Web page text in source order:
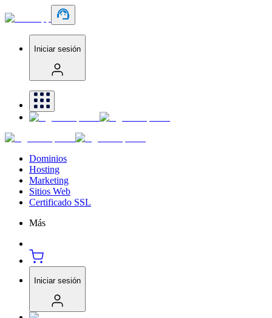
Iniciar sesión
Dominios
Hosting
Marketing
Sitios Web
Certificado SSL
Más
Iniciar sesión